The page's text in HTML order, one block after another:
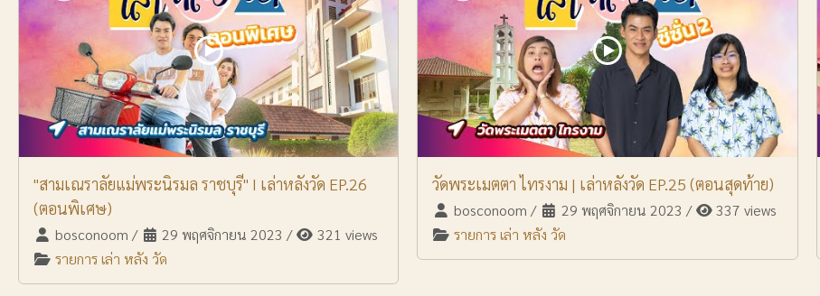
"สามเณราลัยแม่พระนิรมล ราชบุรี" I เล่าหลังวัด EP.26
(ตอนพิเศษ)
bosconoom / 29 พฤศจิกายน 2023 /
321 views
รายการ เล่า หลัง วัด
วัดพระเมตตา ไทรงาม | เล่าหลังวัด EP.25 (ตอนสุดท้าย)
bosconoom / 29 พฤศจิกายน 2023 /
337 views
รายการ เล่า หลัง วัด